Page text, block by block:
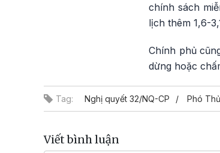
chính sách
lịch thêm 1,6-
Chính phủ
dừng hoặc
Tag: Nghị quyết 32/NQ-CP Phó
Viết bình luận